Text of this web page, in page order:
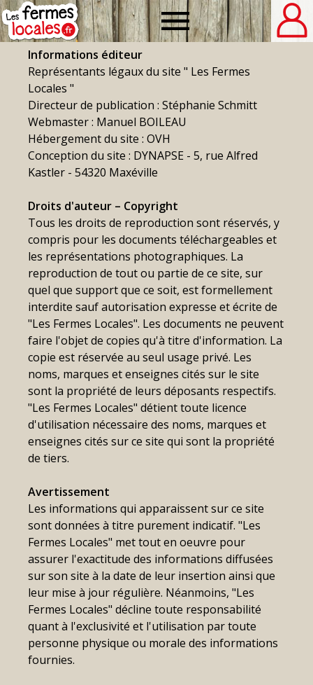
Fermes
locales
Informations éditeur
Représentants légaux du site " Les Fermes
Locales "
Directeur de publication : Stéphanie Schmitt
Webmaster : Manuel BOILEAU
Hébergement du site : OVH
Conception du site : DYNAPSE - 5, rue Alfred
Kastler - 54320 Maxéville
Droits d'auteur – Copyright
Tous les droits de reproduction sont réservés, y
compris pour les documents téléchargeables et
les représentations photographiques. La
reproduction de tout ou partie de ce site, sur
quel que support que ce soit, est formellement
interdite sauf autorisation expresse et écrite de
"Les Fermes Locales". Les documents ne peuvent
faire l'objet de copies qu'à titre d'information. La
copie est réservée au seul usage privé. Les
noms, marques et enseignes cités sur le site
sont la propriété de leurs déposants respectifs.
"Les Fermes Locales" détient toute licence
d'utilisation nécessaire des noms, marques et
enseignes cités sur ce site qui sont la propriété
de tiers.
Avertissement
Les informations qui apparaissent sur ce site
sont données à titre purement indicatif. "Les
Fermes Locales" met tout en oeuvre pour
assurer l'exactitude des informations diffusées
sur son site à la date de leur insertion ainsi que
leur mise à jour régulière. Néanmoins, "Les
Fermes Locales" décline toute responsabilité
quant à l'exclusivité et l'utilisation par toute
personne physique ou morale des informations
fournies.